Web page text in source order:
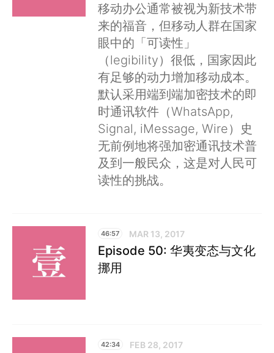
移动办公通常被视为新技术带
来的福音，但移动人群在国家
眼中的「可读性」
（legibility）很低，国家因此
有足够的动力增加移动成本。
默认采用端到端加密技术的即
时通讯软件（WhatsApp,
Signal, iMessage, Wire）史
无前例地将强加密通讯技术普
及到一般民众，这是对人民可
读性的挑战。
46:57 MAR 13, 2017
Episode 50: 华夷变态与文化
挪用
42:34 FEB 28, 2017